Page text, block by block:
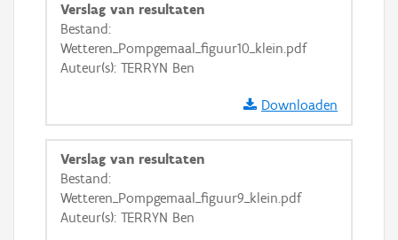
Verslag van resultaten
Bestand:
Wetteren_Pompgemaal_figuur10_klein.pdf
Auteur(s): TERRYN Ben
Downloaden
Verslag van resultaten
Bestand:
Wetteren_Pompgemaal_figuur9_klein.pdf
Auteur(s): TERRYN Ben